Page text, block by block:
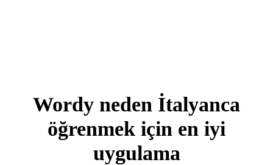
Wordy neden İtalyanca
öğrenmek için en iyi
uygulama